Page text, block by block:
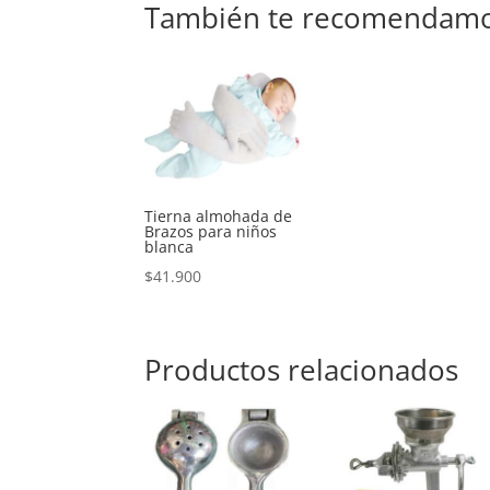
También te
Tierna almohada de
Brazos para niños
blanca
$41.900
Productos relacionados